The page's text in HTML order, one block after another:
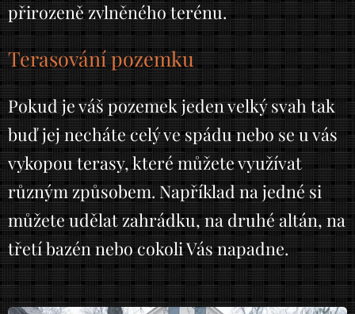
přirozeně zvlněného terénu.
Terasování pozemku
Pokud je váš pozemek jeden velký svah tak
buď jej necháte celý ve spádu nebo se u vás
vykopou terasy, které můžete využívat
různým způsobem. Například na jedné si
můžete udělat zahrádku, na druhé altán, na
třetí bazén nebo cokoli Vás napadne.